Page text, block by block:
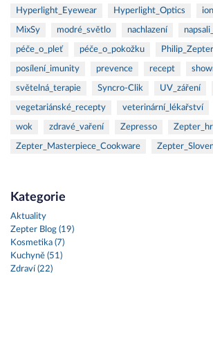
Hyperlight_Eyewear Hyperlight_Optics
MixSy modré_světlo nachlazení
péče_o_pleť péče_o_pokožku Philip_Zepter
posílení_imunity prevence recept
světelná_terapie Syncro-Clik UV_záření
vegetariánské_recepty veterinární_lékařství
wok zdravé_vaření Zepresso
Zepter_Masterpiece_Cookware
Kategorie
Aktuality
Zepter Blog (19)
Kosmetika (7)
Kuchyně (51)
Zdraví (22)